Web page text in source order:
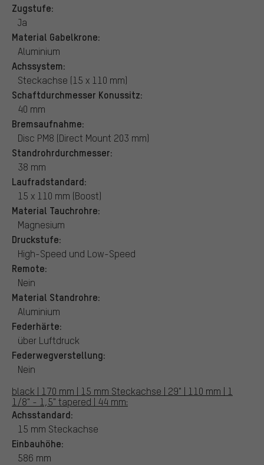
Zugstufe:
Ja
Material Gabelkrone:
Aluminium
Achssystem:
Steckachse (15 x 110 mm)
Schaftdurchmesser Konussitz:
40 mm
Bremsaufnahme:
Disc PM8 (Direct Mount 203 mm)
Standrohrdurchmesser:
38 mm
Laufradstandard:
15 x 110 mm (Boost)
Material Tauchrohre:
Magnesium
Druckstufe:
High-Speed und Low-Speed
Remote:
Nein
Material Standrohre:
Aluminium
Federhärte:
über Luftdruck
Federwegverstellung:
Nein
black | 170 mm | 15 mm Steckachse | 29" | 110 mm | 1
1/8" - 1,5" tapered | 44 mm:
Achsstandard:
15 mm Steckachse
Einbauhöhe:
586 mm